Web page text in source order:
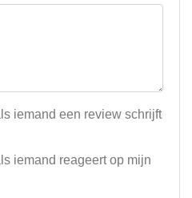
iemand een review schrijft
iemand reageert op mijn